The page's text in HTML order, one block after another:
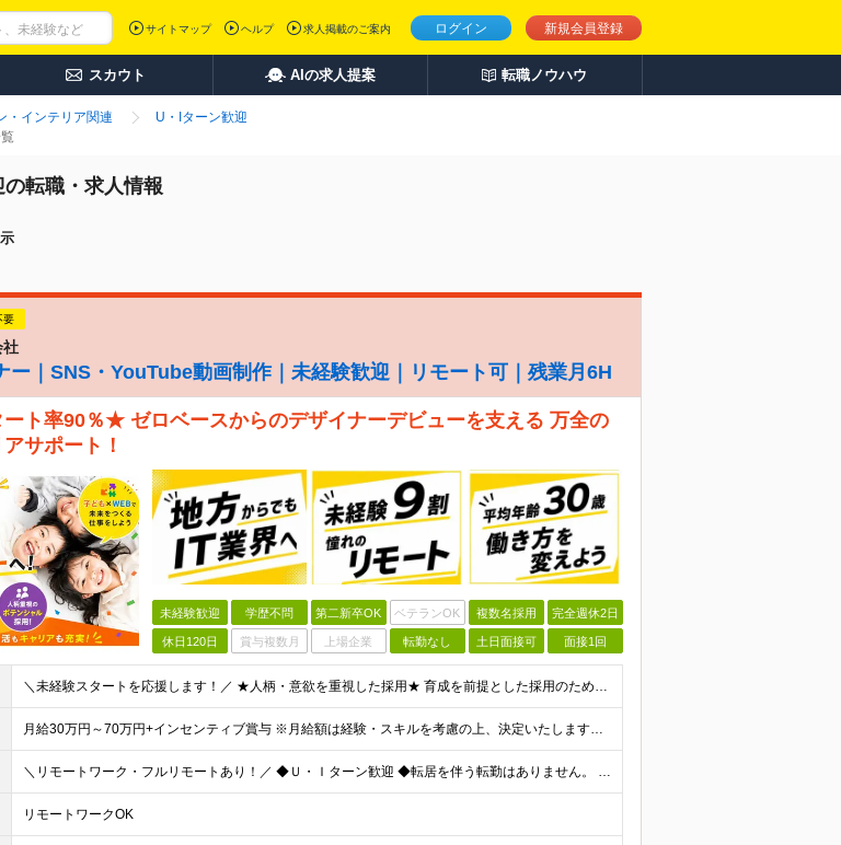
ログイン 新規会員登録
サイトマップ ヘルプ 求人掲載のご案内
スカウト AIの求人提案 転職ノウハウ
・インテリア関連
U・Iターン歓迎
転職・求人情報
要
社
ー｜SNS・YouTube動画制作｜未経験歓迎｜リモート可｜残業月6H
ト率90％★ ゼロベースからのデザイナーデビューを支える 万全の
サポート！
未経験歓迎 学歴不問 第二新卒OK ベテランOK 複数名採用 完全週休2日
休日120日 賞与複数月 上場企業 転勤なし 土日面接可 面接1回
＼未経験スタートを応援します！／ ★人柄・意欲を重視した採用★ 育成を前提とした採用のため、 「PCに触ったことがほとんどない…」という方の挑戦も歓迎！ ＜例えば…＞ ●やりたいことはあるけど、ス
月給30万円～70万円+インセンティブ賞与 ※月給額は経験・スキルを考慮の上、決定いたします。 【インセンティブについて】 自社サービスを提案し、サービス化した場合、一部の利益をインセンティブとして
＼リモートワーク・フルリモートあり！／ ◆Ｕ・Ｉターン歓迎 ◆転居を伴う転勤はありません。 ◆配属先はお住まいや希望を考慮し決定します。 ◆マイカー通勤OK（駐車場あり／プロジェクトによる） 【本
リモートワークOK